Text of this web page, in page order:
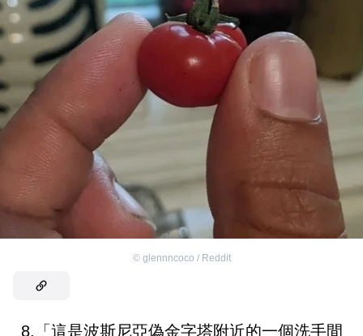
© glennncoco / Reddit
8.「這是波斯尼亞偽金字塔附近的一個洗手間